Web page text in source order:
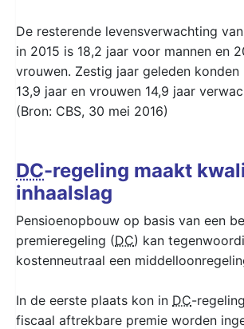
De resterende levensverwachting
in 2015 is 18,2 jaar voor mannen en
vrouwen. Zestig jaar geleden konden
13,9 jaar en vrouwen 14,9 jaar
(Bron: CBS, 30 mei 2016)
DC-regeling maakt
inhaalslag
Pensioenopbouw op basis van een
premieregeling (DC) kan
kostenneutraal een
In de eerste plaats kon in DC-
fiscaal aftrekbare premie worden